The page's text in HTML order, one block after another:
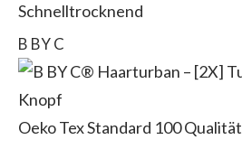
Schnelltrocknend
B BY C
Oeko Tex Standard 100 Qualität